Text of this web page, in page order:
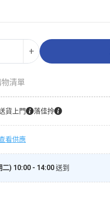
+
清單
貨上門 落佳拎
看供應
二) 10:00 - 14:00送到